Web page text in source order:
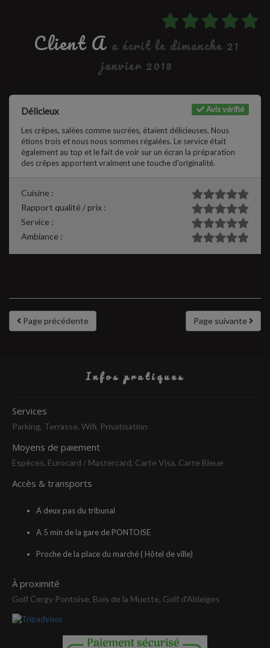
Client A a écrit le dimanche 21
janvier 2018
Avis vérifié
Délicieux
Les crêpes, salées comme sucrées, étaient délicieuses. Nous
étions trois et nous nous sommes régalées. Le service était
également au top et le fait de voir sur un écran la préparation
des crêpes apportent vraiment une touche d'originalité.
Cuisine :
Rapport qualité / prix :
Service :
Ambiance :
Page suivante
Page précédente
Infos pratiques
Services
Parking, Terrasse, Wifi, Privatisation
Moyens de paiement
Espèces, Eurocard / Mastercard, Carte Visa, Carte Bleue
Accès & transports
A deux pas du tribunal
A 5 min de la gare de PONTOISE
Proche de la place du marché ( Hôtel de ville)
À proximité
Golf Cergy Pontoise, Bois de la Muette, Golf d'Ableiges